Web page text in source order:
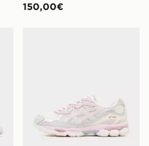
150,00€